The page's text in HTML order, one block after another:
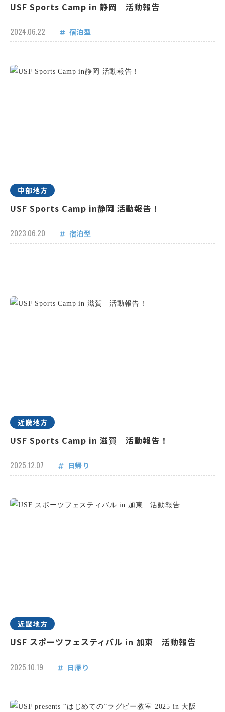
USF Sports Camp in 静岡 活動報告
2024.06.22 宿泊型
中部地方
USF Sports Camp in静岡 活動報告！
2023.06.20 宿泊型
近畿地方
USF Sports Camp in 滋賀 活動報告！
2025.12.07 日帰り
近畿地方
USF スポーツフェスティバル in 加東 活動報告
2025.10.19 日帰り